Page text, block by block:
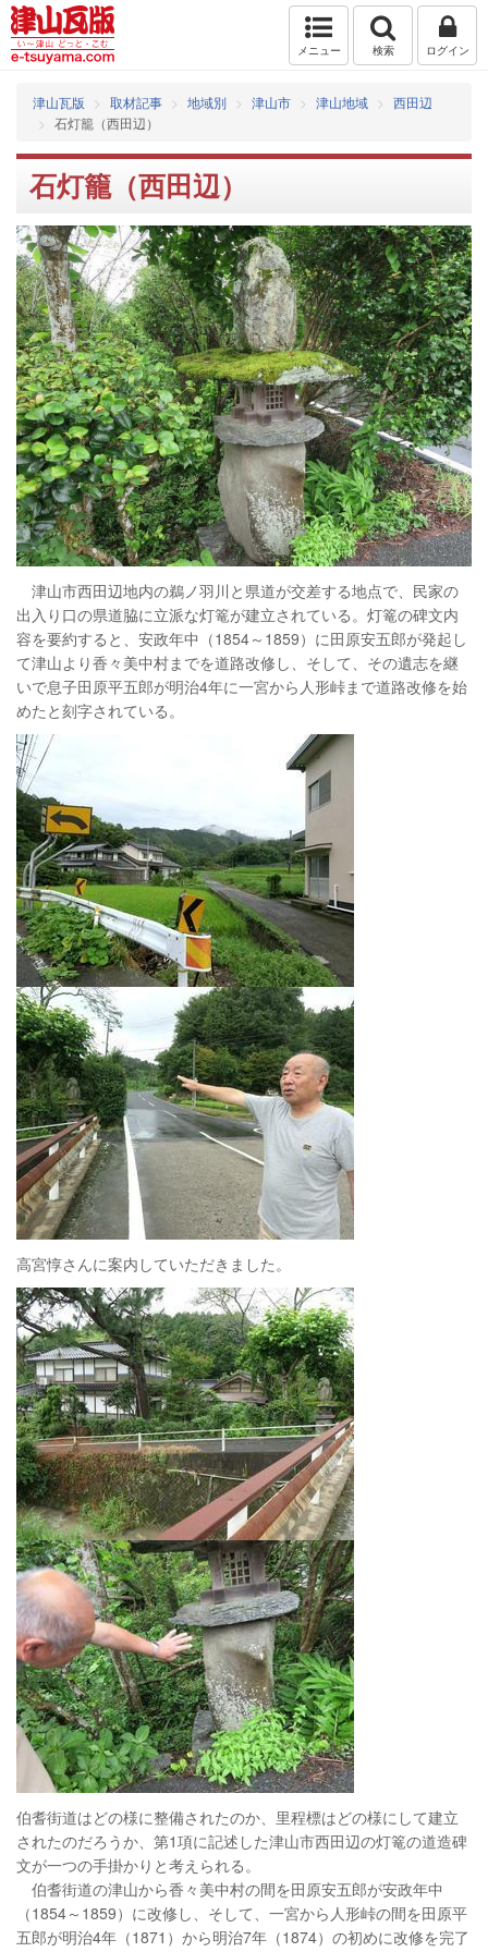
メニュー 検索 ログイン
津山瓦版 取材記事 地域別 津山市 津山地域
西田辺
石灯籠（西田辺）
石灯籠（西田辺）
津山市西田辺地内の鵜ノ羽川と県道が交差する地点で、民家の
出入り口の県道脇に立派な灯篭が建立されている。灯篭の碑文内
容を要約すると、安政年中（1854～1859）に田原安五郎が発起し
て津山より香々美中村までを道路改修し、そして、その遺志を継
いで息子田原平五郎が明治4年に一宮から人形峠まで道路改修を始
めたと刻字されている。
高宮惇さんに案内していただきました。
伯耆街道はどの様に整備されたのか、里程標はどの様にして建立
されたのだろうか、第1項に記述した津山市西田辺の灯篭の道造碑
文が一つの手掛かりと考えられる。
伯耆街道の津山から香々美中村の間を田原安五郎が安政年中
（1854～1859）に改修し、そして、一宮から人形峠の間を田原平
五郎が明治4年（1871）から明治7年（1874）の初めに改修を完了